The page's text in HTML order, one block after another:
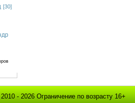
[30]
- 2026 Ограничение по возрасту 16+